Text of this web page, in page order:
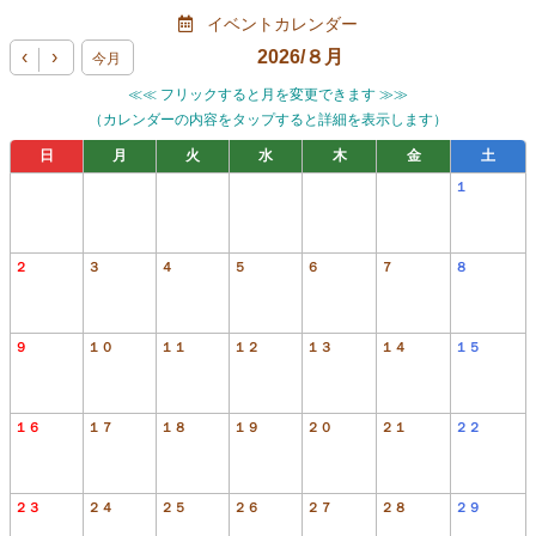
イベントカレンダー
‹ › 今月 2026/８月
≪≪ フリックすると月を変更できます ≫≫
（カレンダーの内容をタップすると詳細を表示します）
日 月 火 水 木 金 土
１
２ ３ ４ ５ ６ ７ ８
９ １０ １１ １２ １３ １４ １５
１６ １７ １８ １９ ２０ ２１ ２２
２３ ２４ ２５ ２６ ２７ ２８ ２９